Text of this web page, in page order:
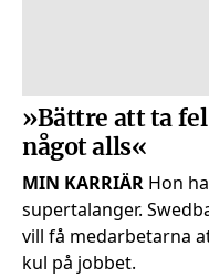
»Bättre att ta
något alls«
MIN KARRIÄR Hon
super­talanger.
vill få medarbetarna
kul på jobbet.